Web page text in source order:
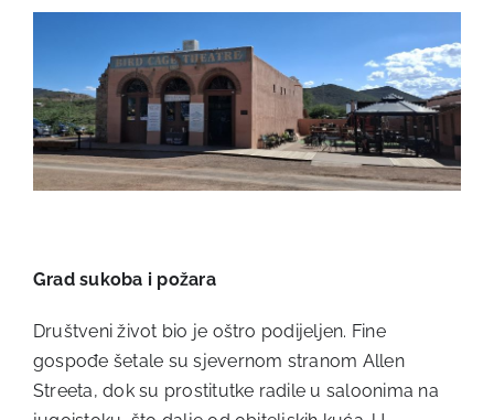
Grad sukoba i požara
Društveni život bio je oštro podijeljen. Fine
gospođe šetale su sjevernom stranom Allen
Streeta, dok su prostitutke radile u saloonima na